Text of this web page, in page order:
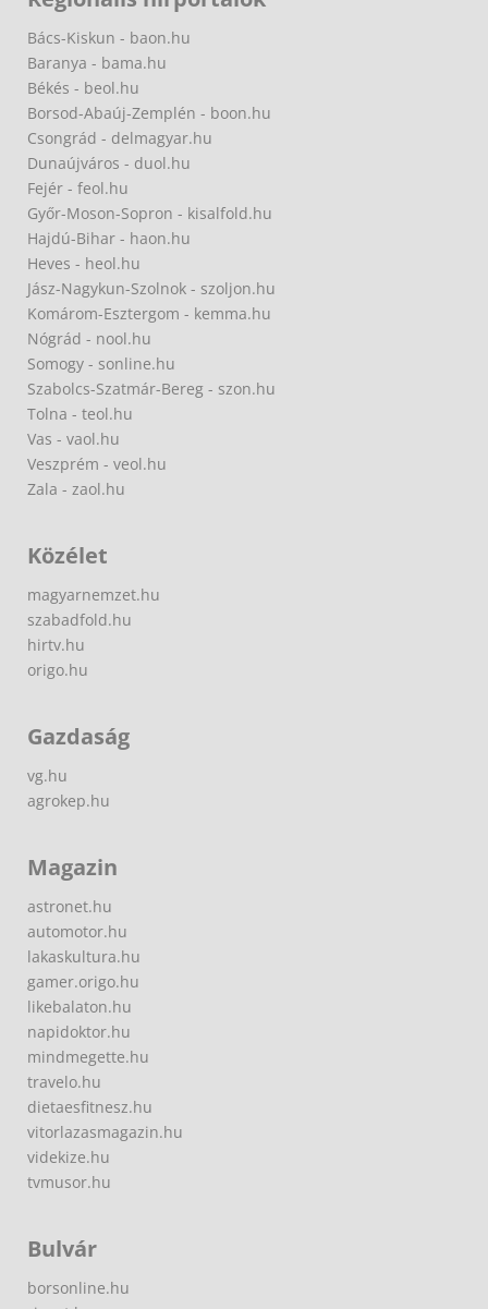
Bács-Kiskun - baon.hu
Baranya - bama.hu
Békés - beol.hu
Borsod-Abaúj-Zemplén - boon.hu
Csongrád - delmagyar.hu
Dunaújváros - duol.hu
Fejér - feol.hu
Győr-Moson-Sopron - kisalfold.hu
Hajdú-Bihar - haon.hu
Heves - heol.hu
Jász-Nagykun-Szolnok - szoljon.hu
Komárom-Esztergom - kemma.hu
Nógrád - nool.hu
Somogy - sonline.hu
Szabolcs-Szatmár-Bereg - szon.hu
Tolna - teol.hu
Vas - vaol.hu
Veszprém - veol.hu
Zala - zaol.hu
Közélet
magyarnemzet.hu
szabadfold.hu
hirtv.hu
origo.hu
Gazdaság
vg.hu
agrokep.hu
Magazin
astronet.hu
automotor.hu
lakaskultura.hu
gamer.origo.hu
likebalaton.hu
napidoktor.hu
mindmegette.hu
travelo.hu
dietaesfitnesz.hu
vitorlazasmagazin.hu
videkize.hu
tvmusor.hu
Bulvár
borsonline.hu